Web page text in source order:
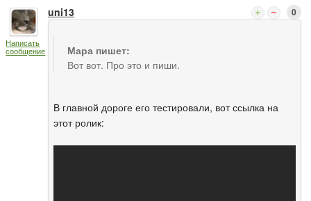
Написать
сообщение
uni13 0
Мара пишет:
Вот вот. Про это и пиши.
В главной дороге его тестировали, вот ссылка на
этот ролик: